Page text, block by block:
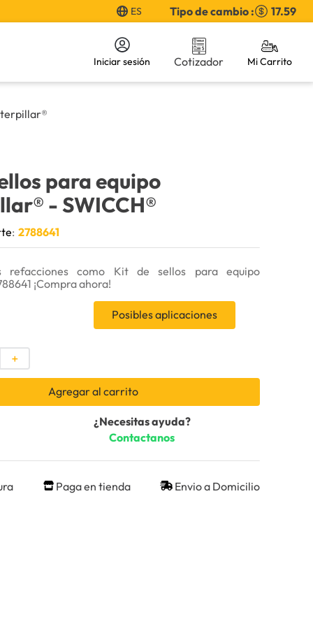
ES Tipo de cambio : 17.59
Iniciar sesión Cotizador
para equipo
- SWICCH®
: 2788641
refacciones como Kit de sellos para equipo
¡Compra ahora!
Posibles aplicaciones
＋
Agregar al carrito
¿Necesitas ayuda?
Contactanos
Paga en tienda Envio a Domicilio